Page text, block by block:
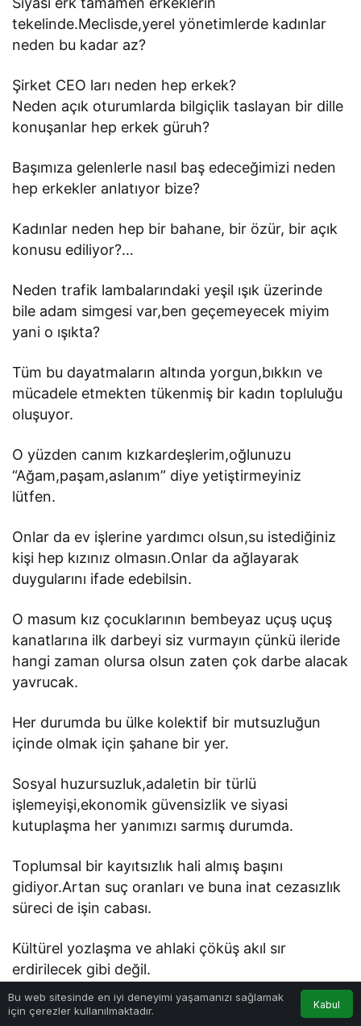
tekelinde.Meclisde,yerel yönetimlerde kadınlar
neden bu kadar az?
Şirket CEO ları neden hep erkek?
Neden açık oturumlarda bilgiçlik taslayan bir dille
konuşanlar hep erkek güruh?
Başımıza gelenlerle nasıl baş edeceğimizi neden
hep erkekler anlatıyor bize?
Kadınlar neden hep bir bahane, bir özür, bir açık
konusu ediliyor?…
Neden trafik lambalarındaki yeşil ışık üzerinde
bile adam simgesi var,ben geçemeyecek miyim
yani o ışıkta?
Tüm bu dayatmaların altında yorgun,bıkkın ve
mücadele etmekten tükenmiş bir kadın topluluğu
oluşuyor.
O yüzden canım kızkardeşlerim,oğlunuzu
“Ağam,paşam,aslanım” diye yetiştirmeyiniz
lütfen.
Onlar da ev işlerine yardımcı olsun,su istediğiniz
kişi hep kızınız olmasın.Onlar da ağlayarak
duygularını ifade edebilsin.
O masum kız çocuklarının bembeyaz uçuş uçuş
kanatlarına ilk darbeyi siz vurmayın çünkü ileride
hangi zaman olursa olsun zaten çok darbe alacak
yavrucak.
Her durumda bu ülke kolektif bir mutsuzluğun
içinde olmak için şahane bir yer.
Sosyal huzursuzluk,adaletin bir türlü
işlemeyişi,ekonomik güvensizlik ve siyasi
kutuplaşma her yanımızı sarmış durumda.
Toplumsal bir kayıtsızlık hali almış başını
gidiyor.Artan suç oranları ve buna inat cezasızlık
süreci de işin cabası.
Kültürel yozlaşma ve ahlaki çöküş akıl sır
erdirilecek gibi değil.
Tüm bunların üstüne bir de kadın olmak eklenince
katlanarak artan bir mutsuzluk hali ortada.
Bu web sitesinde en iyi deneyimi yaşamanızı sağlamak
için çerezler kullanılmaktadır.
Kabul